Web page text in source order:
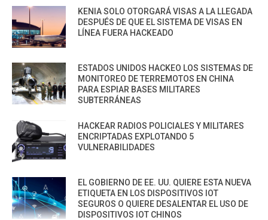
KENIA SOLO OTORGARÁ VISAS A LA LLEGADA
DESPUÉS DE QUE EL SISTEMA DE VISAS EN
LÍNEA FUERA HACKEADO
ESTADOS UNIDOS HACKEO LOS SISTEMAS DE
MONITOREO DE TERREMOTOS EN CHINA
PARA ESPIAR BASES MILITARES
SUBTERRÁNEAS
HACKEAR RADIOS POLICIALES Y MILITARES
ENCRIPTADAS EXPLOTANDO 5
VULNERABILIDADES
EL GOBIERNO DE EE. UU. QUIERE ESTA NUEVA
ETIQUETA EN LOS DISPOSITIVOS IOT
SEGUROS O QUIERE DESALENTAR EL USO DE
DISPOSITIVOS IOT CHINOS